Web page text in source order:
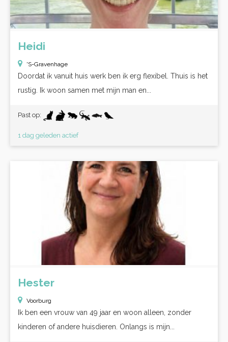
Heidi
'S-Gravenhage
Doordat ik vanuit huis werk ben ik erg flexibel. Thuis is het
rustig. Ik woon samen met mijn man en...
Past op:
1 dag geleden actief
Hester
Voorburg
Ik ben een vrouw van 49 jaar en woon alleen, zonder
kinderen of andere huisdieren. Onlangs is mijn...